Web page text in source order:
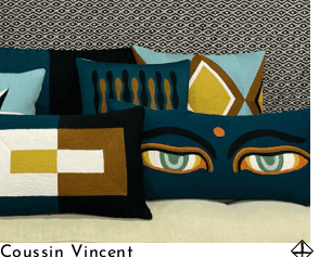
Coussin Vincent